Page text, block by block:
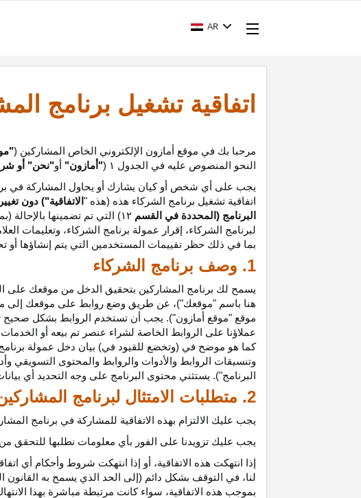
AR
اتفاقية تشغيل برنامج
مرحبا بك في موقع أمازون الإلكتروني الخاص المشاركين (
النحو المنصوص عليه في الجدول ۱ ( "أمازون" أو"نحن" أو
يجب على أي شخص أو كيان يشارك أو يحاول المشاركة في
اتفاقية تشغيل برنامج الشركاء هذه (هذه " الاتفاقية") دون
البرنامج (المحددة في القسم ۱۲) التي تم تضمينها
لبرنامج الشركاء،
إقرار عمولة برنامج الشركاء، وتعليمات
بما في ذلك حظر تقييمات المستخدمين التي يتم إنشاؤها أو
1. وصف برنامج الشركاء
يسمح لك برنامج المشاركين بتحقيق الدخل من موقعك على
هنا باسم "موقعك")، عن طريق وضع روابط على موقعك إلى
موقع "موقع أمازون"). يجب أن تستخدم الروابط بشكل صحيح
عملاؤنا على الروابط الخاصة لشراء عنصر تم بيعه أو
كما هو موضح في (وتخضع للقيود في) بيان دخل عمولة
وتنسيقات الروابط والأدوات والروابط والمحتوى التسويقي
البرنامج"). يستثني محتوى البرنامج على وجه التحديد أي
2. متطلبات الامتثال لبرنامج المشاركين
يجب عليك الالتزام بهذه الاتفاقية للمشاركة في برنامج
يجب عليك تزويدنا على الفور بأي معلومات نطلبها للتحقق من
إذا انتهكت هذه
الاتفاقية، أو إذا انتهكت شروط وأحكام أي
لنا، في التوقف بشكل دائم (إلى الحد الذي يسمح به
بموجب هذه
الاتفاقية، سواء كانت مرتبطة مباشرة بهذا